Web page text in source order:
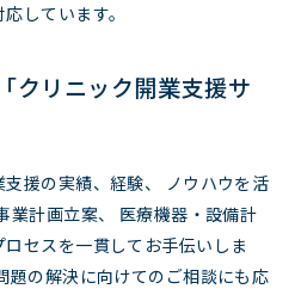
しています。
クリニック開業支援サ
援の実績、経験、 ノウハウを活
業計画立案、 医療機器・設備計
セスを一貫してお手伝いしま
題の解決に向けてのご相談にも応